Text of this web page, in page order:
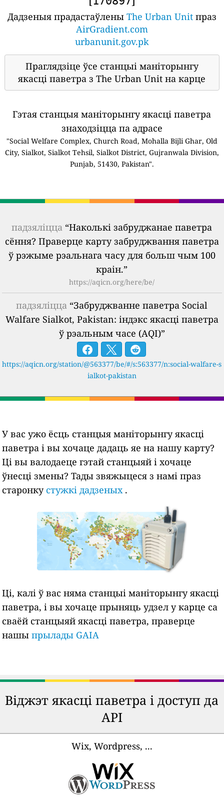
Дадзеныя прадастаўлены The Urban Unit праз
AirGradient.com
urbanunit.gov.pk
Праглядзіце ўсе станцыі маніторынгу
якасці паветра з The Urban Unit на карце
Гэтая станцыя маніторынгу якасці паветра
знаходзіцца па адрасе
"Social Welfare Complex, Church Road, Mohalla Bijli Ghar, Old
City, Sialkot, Sialkot Tehsil, Sialkot District, Gujranwala Division,
Punjab, 51430, Pakistan".
падзяліцца “Наколькі забруджанае паветра
сёння? Праверце карту забруджвання паветра
ў рэжыме рэальнага часу для больш чым 100
краін.”
https://aqicn.org/here/be/
падзяліцца “Забруджванне паветра Social
Walfare Sialkot, Pakistan: індэкс якасці паветра
ў рэальным часе (AQI)”
https://aqicn.org/station/@563377/be/#/s:563377/n:social-walfare-s
ialkot-pakistan
У вас ужо ёсць станцыя маніторынгу якасці
паветра і вы хочаце дадаць яе на нашу карту?
Ці вы валодаеце гэтай станцыяй і хочаце
ўнесці змены? Тады звяжыцеся з намі праз
старонку стужкі дадзеных.
Ці, калі ў вас няма станцыі маніторынгу якасці
паветра, і вы хочаце прыняць удзел у карце са
сваёй станцыяй якасці паветра, праверце
нашыпрылады GAIA
Віджэт якасці паветра і доступ да
API
Wix, Wordpress, ...